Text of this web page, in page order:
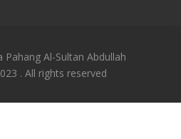
Pahang Al-Sultan Abdullah
. All rights reserved